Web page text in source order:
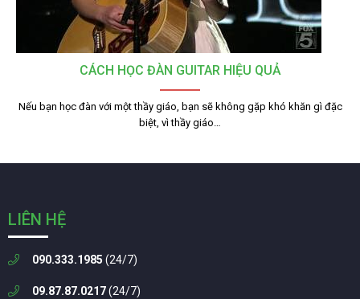
CÁCH HỌC ĐÀN GUITAR HIỆU QUẢ
Nếu bạn học đàn với một thầy giáo, bạn sẽ không gặp khó khăn gì đặc
biệt, vì thầy giáo…
LIÊN HỆ
090.333.1985 (24/7)
09.87.87.0217(24/7)